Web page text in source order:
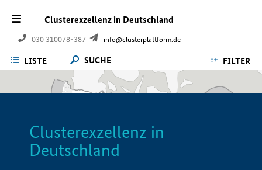
Clusterexzellenz in Deutschland
030 310078-387 info@clusterplattform.de
LISTE SUCHE FILTER
Clusterexzellenz in
Deutschland